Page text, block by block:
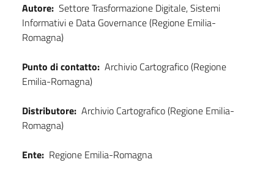
Autore: Settore Trasformazione Digitale, Sistemi
Informativi e Data Governance (Regione Emilia-
Romagna)
Punto di contatto: Archivio Cartografico (Regione
Emilia-Romagna)
Distributore: Archivio Cartografico (Regione Emilia-
Romagna)
Ente: Regione Emilia-Romagna